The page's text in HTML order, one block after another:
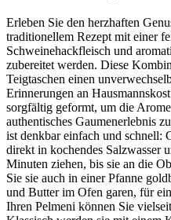
Erleben Sie den herzhaften
traditionellem Rezept mit einer
Schweinehackfleisch und
zubereitet werden. Diese
Teigtaschen einen
Erinnerungen an
sorgfältig geformt, um die
authentisches Gaumenerlebnis
ist denkbar einfach und schnell:
direkt in kochendes Salzwasser
Minuten ziehen, bis sie an die
Sie sie auch in einer Pfanne
und Butter im Ofen garen, für
Ihren Pelmeni können Sie